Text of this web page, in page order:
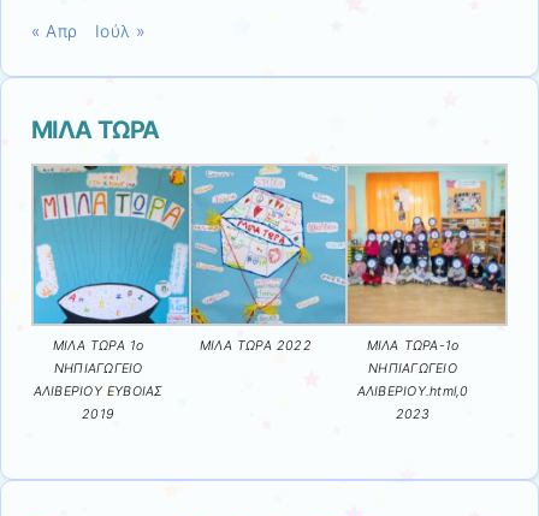
« Απρ Ιούλ »
ΜΙΛΑ ΤΩΡΑ
ΜΙΛΑ ΤΩΡΑ 1ο
ΝΗΠΙΑΓΩΓΕΙΟ
ΑΛΙΒΕΡΙΟΥ ΕΥΒΟΙΑΣ
2019
ΜΙΛΑ ΤΩΡΑ 2022
ΜΙΛΑ ΤΩΡΑ-1ο
ΝΗΠΙΑΓΩΓΕΙΟ
ΑΛΙΒΕΡΙΟΥ.html,0
2023